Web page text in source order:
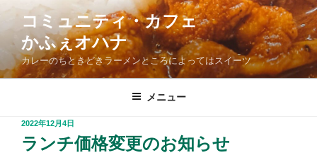
コ
ツ
コミュニティ・カフェ
かふぇオハナ
カレーのちときどきラーメンところによってはスイーツ
メニュー
投
稿
日:
2022年12月4日
ランチ価格変更のお知らせ